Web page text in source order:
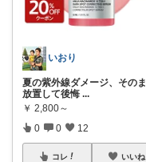
いおり
夏の紫外線ダメージ、その
放置して後悔 ...
￥ 2,800～
0 0 12
コレ いいね